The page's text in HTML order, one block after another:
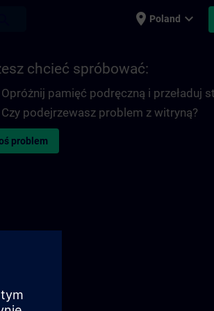
place Poland expand_more
chcieć spróbować:
Opróżnij pamięć podręczną i przeładuj
Czy podejrzewasz problem z witryną?
problem